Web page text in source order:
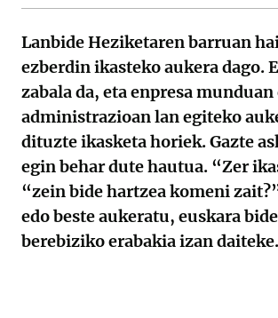
Lanbide Heziketaren barruan
ezberdin ikasteko aukera dago.
zabala da, eta enpresa munduan
administrazioan lan egiteko
dituzte ikasketa horiek. Gazte
egin behar dute hautua. “Zer
“zein bide hartzea komeni
edo beste aukeratu, euskara
berebiziko erabakia izan daiteke.